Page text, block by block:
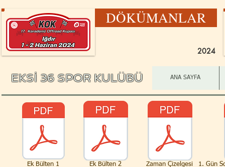
DÖKÜMANLAR
2024
EKSİ 36 SPOR KULÜBÜ ANA SAYFA
Ek Bülten 1 Ek Bülten 2 Zaman Çizelgesi 1. Gün